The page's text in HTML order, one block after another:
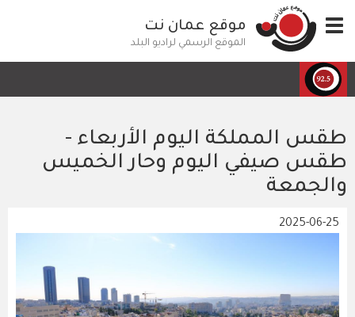
إلى
المحتوى
الرئيسي
Toggle
navigation
موقع عمان نت
الموقع الرسمي لراديو البلد
طقس المملكة اليوم الأربعاء -
طقس صيفي اليوم وحار الخميس
والجمعة
2025-06-25